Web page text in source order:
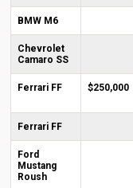
BMW M6
Chevrolet
Camaro SS
Ferrari FF $250,000
Ferrari FF
Ford
Mustang
Roush